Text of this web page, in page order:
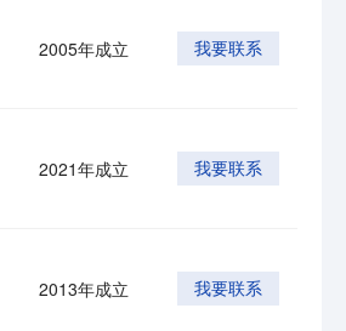
2005年成立 我要联系
2021年成立 我要联系
2013年成立 我要联系